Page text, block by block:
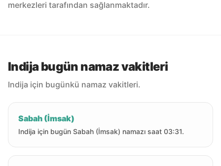
merkezleri tarafından sağlanmaktadır.
Indija bugün namaz vakitleri
Indija için bugünkü namaz vakitleri.
Sabah (İmsak)
Indija için bugün Sabah (İmsak) namazı saat 03:31.